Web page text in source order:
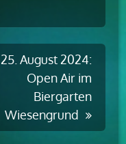
25. August 2024:
Open Air im
Biergarten
Wiesengrund